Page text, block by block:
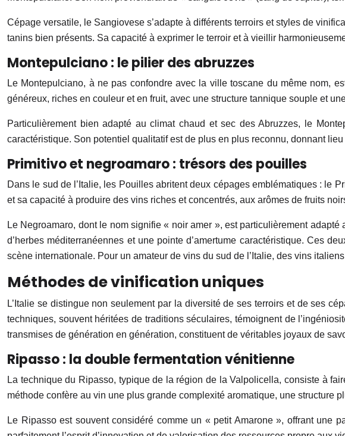
Cépage versatile, le Sangiovese s’adapte à différents terroirs et styles de
tanins bien présents. Sa capacité à exprimer le terroir et à vieillir
Montepulciano : le pilier des abruzzes
Le Montepulciano, à ne pas confondre avec la ville toscane du même nom,
généreux, riches en couleur et en fruit, avec une structure tannique souple et
Particulièrement bien adapté au climat chaud et sec des Abruzzes, le
caractéristique. Son potentiel qualitatif est de plus en plus reconnu, donnant
Primitivo et negroamaro : trésors des pouilles
Dans le sud de l’Italie, les Pouilles abritent deux cépages emblématiques : le
et sa capacité à produire des vins riches et concentrés, aux arômes de fruits
Le Negroamaro, dont le nom signifie « noir amer », est particulièrement
d’herbes méditerranéennes et une pointe d’amertume caractéristique. Ces
scène internationale. Pour un amateur de vins du sud de l’Italie, des vins
Méthodes de vinification uniques
L’Italie se distingue non seulement par la diversité de ses terroirs et de ses
techniques, souvent héritées de traditions séculaires, témoignent de
transmises de génération en génération, constituent de véritables joyaux de
Ripasso : la double fermentation vénitienne
La technique du Ripasso, typique de la région de la Valpolicella, consiste à
méthode confère au vin une plus grande complexité aromatique, une structure
Le Ripasso est souvent considéré comme un « petit Amarone », offrant